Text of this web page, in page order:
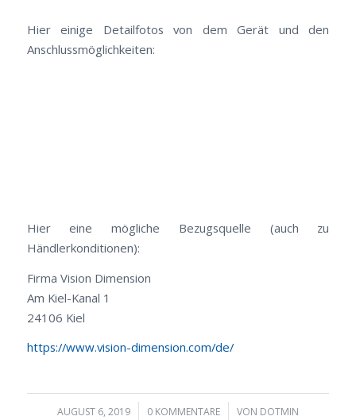
Hier einige Detailfotos von dem Gerät und den
Anschlussmöglichkeiten:
Hier eine mögliche Bezugsquelle (auch zu
Händlerkonditionen):
Firma Vision Dimension
Am Kiel-Kanal 1
24106 Kiel
https://www.vision-dimension.com/de/
AUGUST 6, 2019
/ 0 KOMMENTARE
/ VON DOTMIN